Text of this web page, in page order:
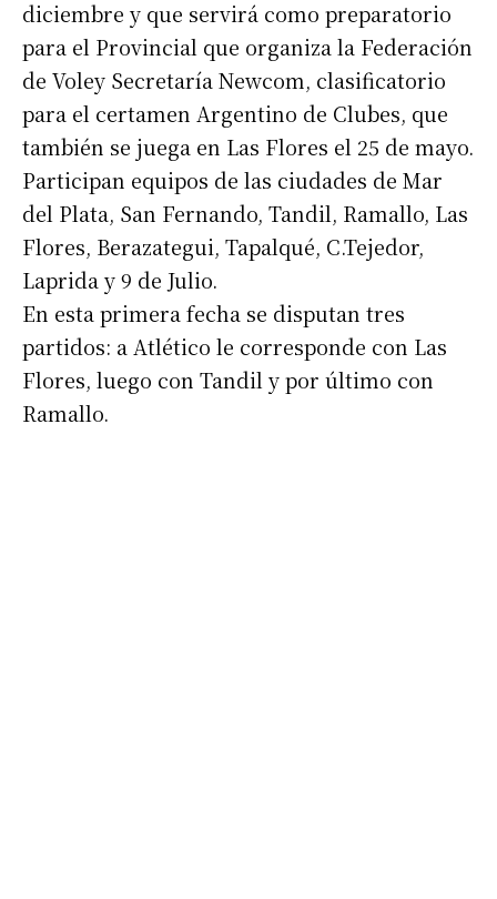
diciembre y que servirá como preparatorio
para el Provincial que organiza la Federación
de Voley Secretaría Newcom, clasificatorio
para el certamen Argentino de Clubes, que
también se juega en Las Flores el 25 de mayo.
Participan equipos de las ciudades de Mar
del Plata, San Fernando, Tandil, Ramallo, Las
Flores, Berazategui, Tapalqué, C.Tejedor,
Laprida y 9 de Julio.
En esta primera fecha se disputan tres
partidos: a Atlético le corresponde con Las
Flores, luego con Tandil y por último con
Ramallo.